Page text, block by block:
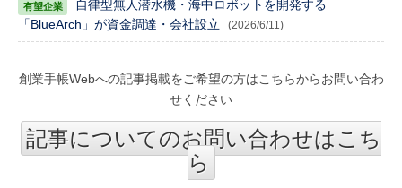
自律型無人潜水機・海中ロボットを開発する
「BlueArch」が資金調達・会社設立
(2026/6/11)
創業手帳Webへの記事掲載をご希望の方はこちらからお問い合わ
せください
記事についてのお問い合わせはこち
ら